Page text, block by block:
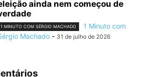
ainda nem começou de
1 MINUTO COM SÉRGIO MACHADO
1 Minuto com
Machado - 31 de julho de 2026